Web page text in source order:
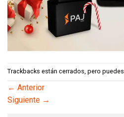
Trackbacks están cerrados, pero puedes
← Anterior
Siguiente →